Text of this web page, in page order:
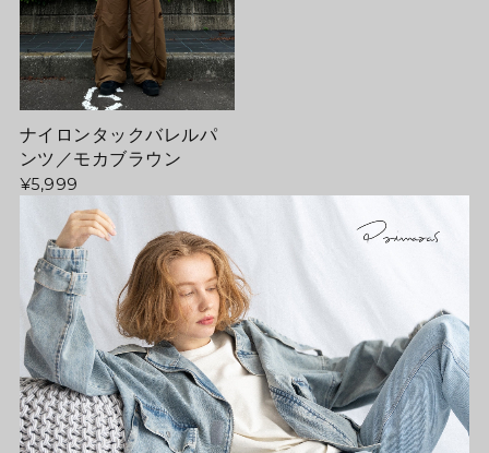
ナイロンタックバレルパ
ンツ／モカブラウン
¥5,999